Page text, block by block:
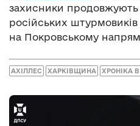
захисники продовжують
російських
на Покровському
АХІЛЛЕС ХАРКІВЩИНА ХРОНІКА